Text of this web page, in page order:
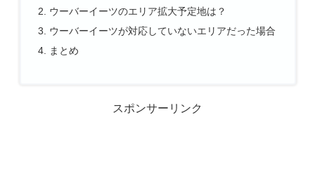
ウーバーイーツのエリア拡大予定地は？
ウーバーイーツが対応していないエリアだった場合
まとめ
スポンサーリンク